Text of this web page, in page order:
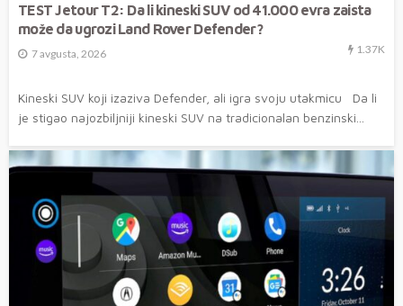
TEST Jetour T2: Da li kineski SUV od 41.000 evra zaista
može da ugrozi Land Rover Defender?
7 avgusta, 2026 1.37K
Kineski SUV koji izaziva Defender, ali igra svoju utakmicu Da li
je stigao najozbiljniji kineski SUV na tradicionalan benzinski...